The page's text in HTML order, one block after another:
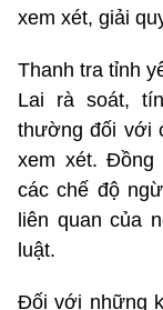
xem xét, giải
Thanh tra tỉnh
Lai rà soát,
thường đối với
xem xét. Đồng
các chế độ
liên quan của
luật.
Đối với những